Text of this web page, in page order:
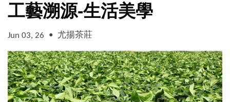
工藝溯源-生活美學
Jun 03, 26 • 尤揚茶莊